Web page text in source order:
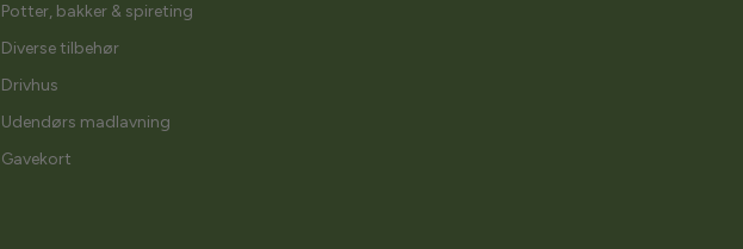
Potter, bakker & spireting
Diverse tilbehør
Drivhus
Udendørs madlavning
Gavekort